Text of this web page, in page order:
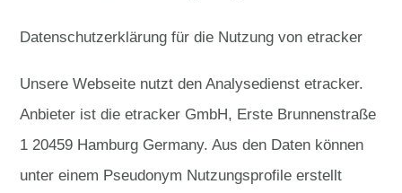
Datenschutzerklärung für die Nutzung von etracker
Unsere Webseite nutzt den Analysedienst etracker.
Anbieter ist die etracker GmbH, Erste Brunnenstraße
1 20459 Hamburg Germany. Aus den Daten können
unter einem Pseudonym Nutzungsprofile erstellt